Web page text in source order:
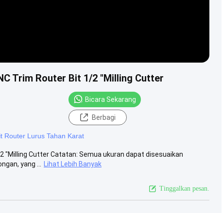
Trim Router Bit 1/2 "Milling Cutter
Bicara Sekarang
Berbagi
Router Lurus Tahan Karat
"Milling Cutter Catatan: Semua ukuran dapat disesuaikan
yang ...
Lihat Lebih Banyak
Tinggalkan pesan.